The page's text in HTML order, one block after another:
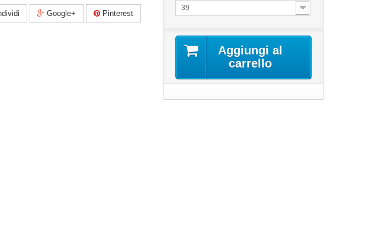
Google+ Pinterest
39
Aggiungi al
carrello